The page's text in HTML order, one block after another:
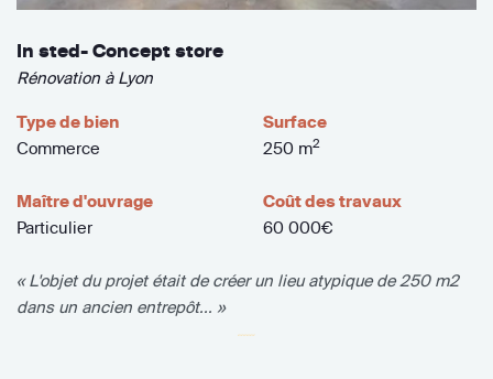
In sted- Concept store
Rénovation à Lyon
Type de bien
Commerce
Surface
250 m2
Maître d'ouvrage
Particulier
Coût des travaux
60 000€
« L'objet du projet était de créer un lieu atypique de 250 m2
dans un ancien entrepôt... »